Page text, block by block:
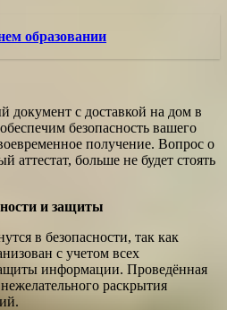
образовании
документ с доставкой на дом в
безопасность вашего
получение. Вопрос о
аттестат, больше не будет стоять
и защиты
в безопасности, так как
с учетом всех
информации. Проведённая
раскрытия